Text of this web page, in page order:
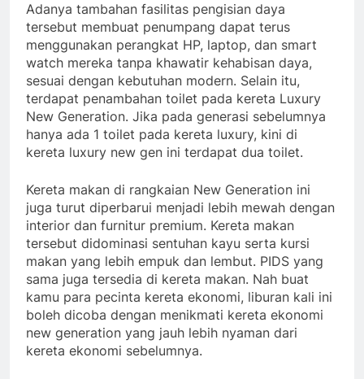
Adanya tambahan fasilitas pengisian daya
tersebut membuat penumpang dapat terus
menggunakan perangkat HP, laptop, dan smart
watch mereka tanpa khawatir kehabisan daya,
sesuai dengan kebutuhan modern. Selain itu,
terdapat penambahan toilet pada kereta Luxury
New Generation. Jika pada generasi sebelumnya
hanya ada 1 toilet pada kereta luxury, kini di
kereta luxury new gen ini terdapat dua toilet.
Kereta makan di rangkaian New Generation ini
juga turut diperbarui menjadi lebih mewah dengan
interior dan furnitur premium. Kereta makan
tersebut didominasi sentuhan kayu serta kursi
makan yang lebih empuk dan lembut. PIDS yang
sama juga tersedia di kereta makan. Nah buat
kamu para pecinta kereta ekonomi, liburan kali ini
boleh dicoba dengan menikmati kereta ekonomi
new generation yang jauh lebih nyaman dari
kereta ekonomi sebelumnya.